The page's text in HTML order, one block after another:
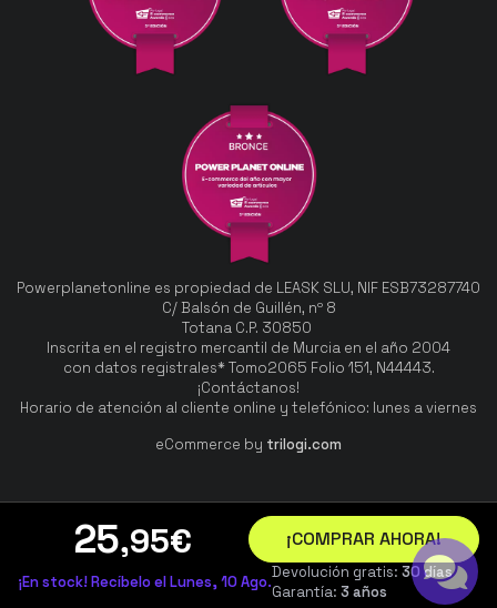
25,95€ ¡COMPRAR AHORA!
¡En stock! Recíbelo el Lunes, 10 Ago.
Devolución gratis: 30 días
Garantía: 3 años
Powerplanetonline es propiedad de LEASK SLU, NIF ESB73287740
C/ Balsón de Guillén, nº 8
Totana C.P. 30850
Inscrita en el registro mercantil de Murcia en el año 2004
con datos registrales* Tomo2065 Folio 151, N44443.
¡Contáctanos!
Horario de atención al cliente online y telefónico: lunes a viernes
eCommerce by trilogi.com